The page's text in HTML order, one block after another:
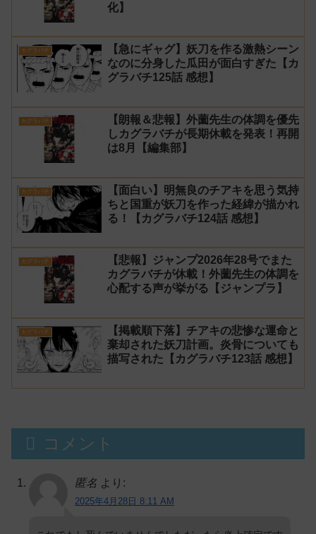
化】
カグラバチ
【急にギャグ】妖刀を作る激熱シーン
なのに分身した瓜田が面白すぎた【カ
グラバチ125話 感想】
カグラバチ
【朗報＆悲報】外薗先生の体調を優先
しカグラバチが長期休載を発表！再開
は8月【編集部】
カグラバチ
【面白い】明無良のチアキを思う気持
ちと国重が妖刀を作った経緯が描かれ
る！【カグラバチ124話 感想】
カグラバチ
【悲報】ジャンプ2026年28号でまた
カグラバチが休載！外薗先生の体調を
心配する声が挙がる【ジャンプラ】
カグラバチ
【掲載順下落】チアキの悲惨な運命と
棄却された妖刀計画。炎骨についても
描写された【カグラバチ123話 感想】
コメント
匿名 より:
2025年4月28日 8:11 AM